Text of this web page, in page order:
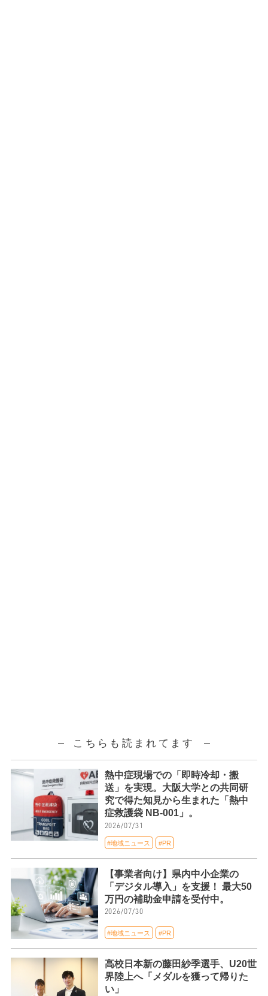
こちらも読まれてます
熱中症現場での「即時冷却・搬
送」を実現。大阪大学との共同研
究で得た知見から生まれた「熱中
症救護袋 NB-001」。
2026/07/31
#地域ニュース #PR
【事業者向け】県内中小企業の
「デジタル導入」を支援！ 最大50
万円の補助金申請を受付中。
2026/07/30
#地域ニュース #PR
高校日本新の藤田紗季選手、U20世
界陸上へ「メダルを獲って帰りた
い」